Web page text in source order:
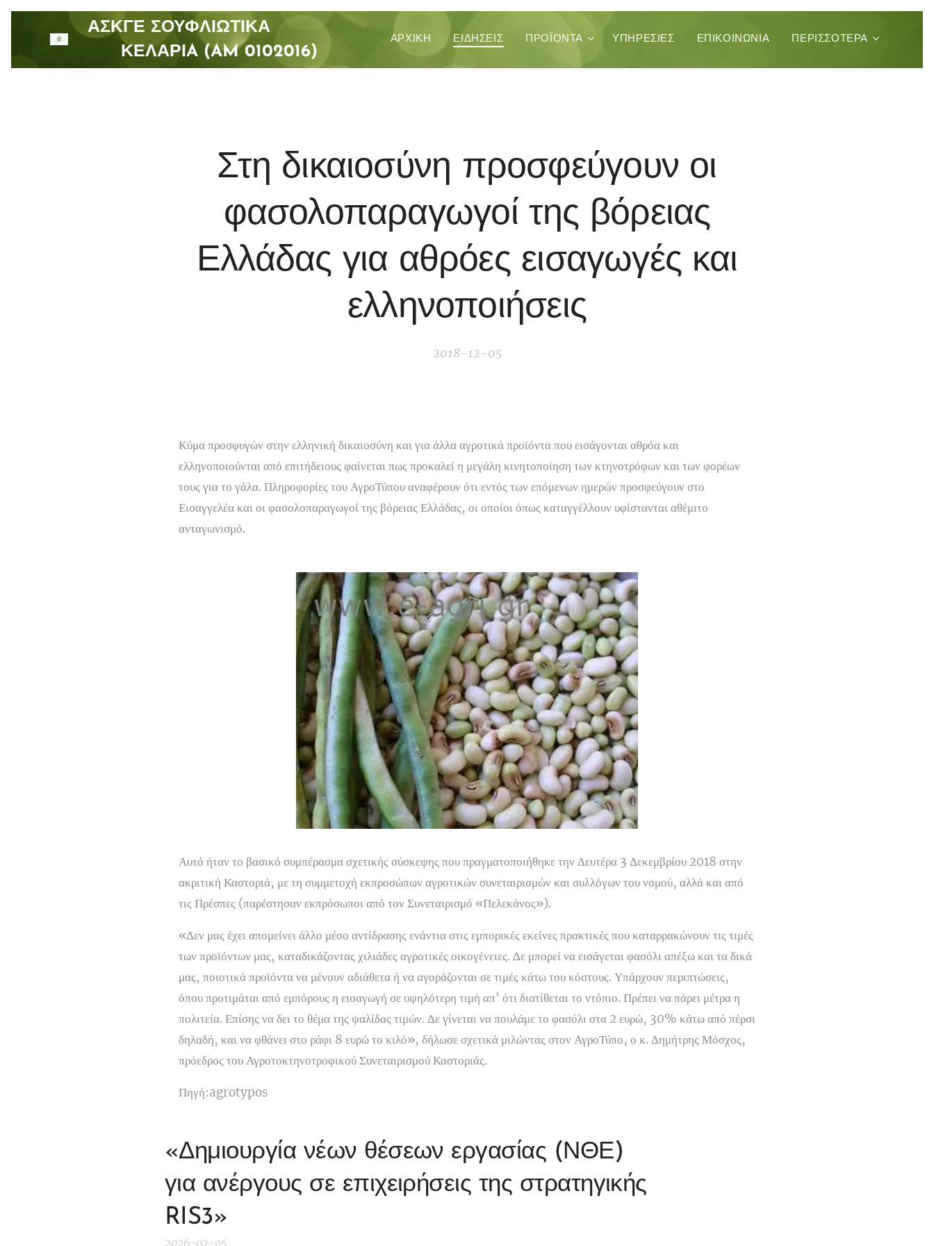
ΑΣΚΓΕ ΣΟΥΦΛΙΩΤΙΚΑ
ΚΕΛΑΡΙA (AM 0102016)
ΑΡΧΙΚΉ ΕΙΔΗΣΕΙΣ ΠΡΟΪΌΝΤΑ ΥΠΗΡΕΣΊΕΣ ΕΠΙΚΟΙΝΩΝΊΑ ΠΕΡΙΣΣΌΤΕΡΑ
Στη δικαιοσύνη προσφεύγουν οι
φασολοπαραγωγοί της βόρειας
Ελλάδας για αθρόες εισαγωγές και
ελληνοποιήσεις
2018-12-05
Κύμα προσφυγών στην ελληνική δικαιοσύνη και για άλλα αγροτικά προϊόντα που εισάγονται αθρόα και
ελληνοποιούνται από επιτήδειους φαίνεται πως προκαλεί η μεγάλη κινητοποίηση των κτηνοτρόφων και των φορέων
τους για το γάλα. Πληροφορίες του ΑγροΤύπου αναφέρουν ότι εντός των επόμενων ημερών προσφεύγουν στο
Εισαγγελέα και οι φασολοπαραγωγοί της βόρειας Ελλάδας, οι οποίοι όπως καταγγέλλουν υφίστανται αθέμιτο
ανταγωνισμό.
Αυτό ήταν το βασικό συμπέρασμα σχετικής σύσκεψης που πραγματοποιήθηκε την Δευτέρα 3 Δεκεμβρίου 2018 στην
ακριτική Καστοριά, με τη συμμετοχή εκπροσώπων αγροτικών συνεταιρισμών και συλλόγων του νομού, αλλά και από
τις Πρέσπες (παρέστησαν εκπρόσωποι από τον Συνεταιρισμό «Πελεκάνος»).
«Δεν μας έχει απομείνει άλλο μέσο αντίδρασης ενάντια στις εμπορικές εκείνες πρακτικές που καταρρακώνουν τις τιμές
των προϊόντων μας, καταδικάζοντας χιλιάδες αγροτικές οικογένειες. Δε μπορεί να εισάγεται φασόλι απέξω και τα δικά
μας, ποιοτικά προϊόντα να μένουν αδιάθετα ή να αγοράζονται σε τιμές κάτω του κόστους. Υπάρχουν περιπτώσεις,
όπου προτιμάται από εμπόρους η εισαγωγή σε υψηλότερη τιμή απ' ότι διατίθεται το ντόπιο. Πρέπει να πάρει μέτρα η
πολιτεία. Επίσης να δει το θέμα της ψαλίδας τιμών. Δε γίνεται να πουλάμε το φασόλι στα 2 ευρώ, 30% κάτω από πέρσι
δηλαδή, και να φθάνει στο ράφι 8 ευρώ το κιλό», δήλωσε σχετικά μιλώντας στον ΑγροΤύπο, ο κ. Δημήτρης Μόσχος,
πρόεδρος του Αγροτοκτηνοτροφικού Συνεταιρισμού Καστοριάς.
Πηγή:agrotypos
«Δημιουργία νέων θέσεων εργασίας (ΝΘΕ)
για ανέργους σε επιχειρήσεις της στρατηγικής
RIS3»
2026-02-05